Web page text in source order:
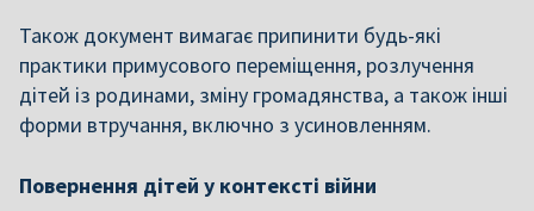
Також документ вимагає припинити будь-які
практики примусового переміщення, розлучення
дітей із родинами, зміну громадянства, а також інші
форми втручання, включно з усиновленням.
Повернення дітей у контексті війни